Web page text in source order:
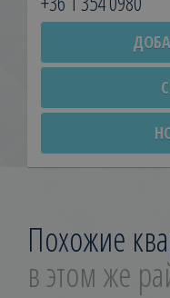
Похожие
в этом же